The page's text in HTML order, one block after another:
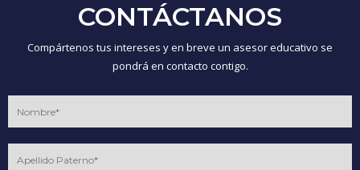
CONTÁCTANOS
Compártenos tus intereses y en breve un asesor educativo se
pondrá en contacto contigo.